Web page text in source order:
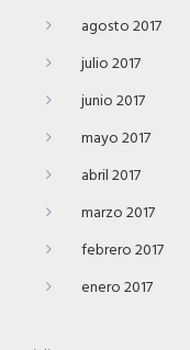
agosto 2017
julio 2017
junio 2017
mayo 2017
abril 2017
marzo 2017
febrero 2017
enero 2017